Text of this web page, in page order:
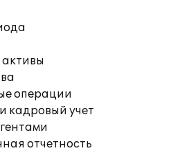
операции
кадровый учет
отчетность